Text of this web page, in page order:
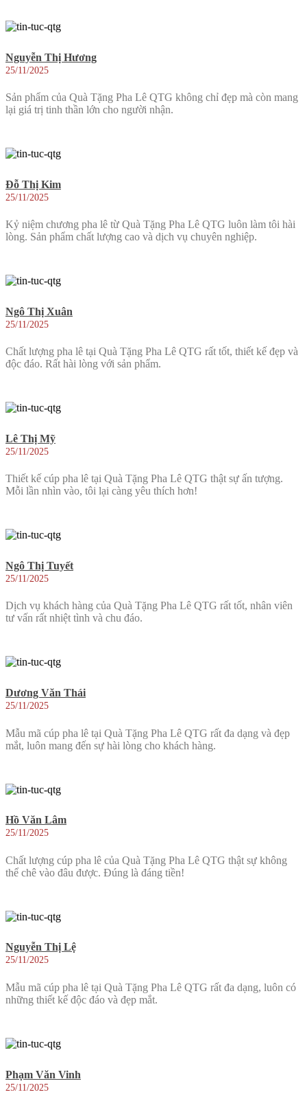
Nguyễn Thị Hương
25/11/2025
Sản phẩm của Quà Tặng Pha Lê QTG không chỉ đẹp mà còn mang
lại giá trị tinh thần lớn cho người nhận.
Đỗ Thị Kim
25/11/2025
Kỷ niệm chương pha lê từ Quà Tặng Pha Lê QTG luôn làm tôi hài
lòng. Sản phẩm chất lượng cao và dịch vụ chuyên nghiệp.
Ngô Thị Xuân
25/11/2025
Chất lượng pha lê tại Quà Tặng Pha Lê QTG rất tốt, thiết kế đẹp và
độc đáo. Rất hài lòng với sản phẩm.
Lê Thị Mỹ
25/11/2025
Thiết kế cúp pha lê tại Quà Tặng Pha Lê QTG thật sự ấn tượng.
Mỗi lần nhìn vào, tôi lại càng yêu thích hơn!
Ngô Thị Tuyết
25/11/2025
Dịch vụ khách hàng của Quà Tặng Pha Lê QTG rất tốt, nhân viên
tư vấn rất nhiệt tình và chu đáo.
Dương Văn Thái
25/11/2025
Mẫu mã cúp pha lê tại Quà Tặng Pha Lê QTG rất đa dạng và đẹp
mắt, luôn mang đến sự hài lòng cho khách hàng.
Hồ Văn Lâm
25/11/2025
Chất lượng cúp pha lê của Quà Tặng Pha Lê QTG thật sự không
thể chê vào đâu được. Đúng là đáng tiền!
Nguyễn Thị Lệ
25/11/2025
Mẫu mã cúp pha lê tại Quà Tặng Pha Lê QTG rất đa dạng, luôn có
những thiết kế độc đáo và đẹp mắt.
Phạm Văn Vinh
25/11/2025